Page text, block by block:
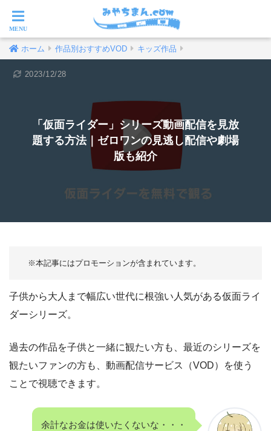
ホーム 作品別おすすめVOD キッズ作品
「仮面ライダー」シリーズ動画配信を見放
題する方法｜ゼロワンの見逃し配信や劇場
版も紹介
2023/12/28
子供から大人まで幅広い世代に根強い人気がある仮面ライ
ダーシリーズ。
過去の作品を子供と一緒に観たい方も、最近のシリーズを
観たいファンの方も、動画配信サービス（VOD）を使う
ことで視聴できます。
余計なお金は使いたくないな・・・